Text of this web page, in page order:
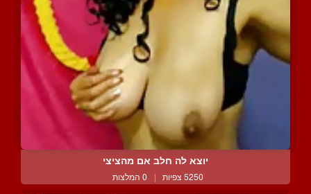
יוצא לה חלב אם מהציצי
5250 צפיות | 0 המלצות